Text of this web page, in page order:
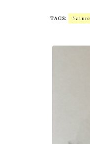
TAGS: Nature